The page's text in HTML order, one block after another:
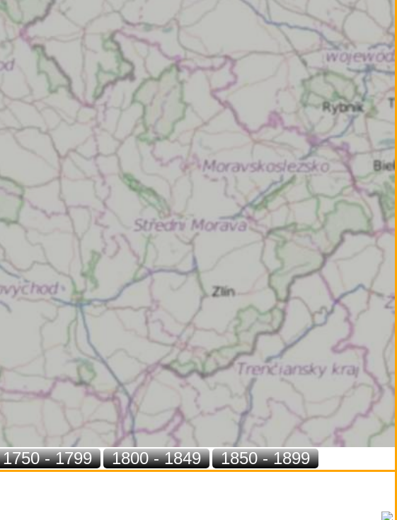
1750 - 1799 1800 - 1849 1850 - 1899